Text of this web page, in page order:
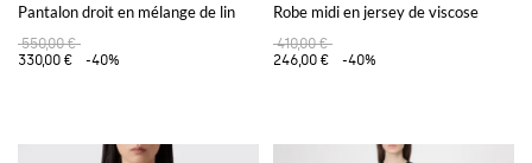
Pantalon droit en mélange de lin
550,00 €
330,00 €
-40%
Robe midi en jersey de viscose
410,00 €
246,00 €
-40%